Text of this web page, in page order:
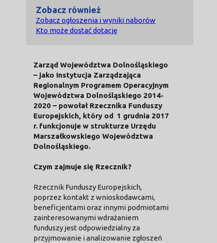
Zobacz również
Zobacz ogłoszenia i wyniki naborów
Kto może dostać dotację
Zarząd Województwa Dolnośląskiego
– jako Instytucja Zarządzająca
Regionalnym Programem Operacyjnym
Województwa Dolnośląskiego 2014-
2020 – powołał Rzecznika Funduszy
Europejskich, który od 1 grudnia 2017
r. funkcjonuje w strukturze Urzędu
Marszałkowskiego Województwa
Dolnośląskiego.
Czym zajmuje się Rzecznik?
Rzecznik Funduszy Europejskich,
poprzez kontakt z wnioskodawcami,
beneficjentami oraz innymi podmiotami
zainteresowanymi wdrażaniem
funduszy jest odpowiedzialny za
przyjmowanie i analizowanie zgłoszeń